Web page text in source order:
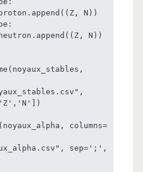
columns=
sep=';',